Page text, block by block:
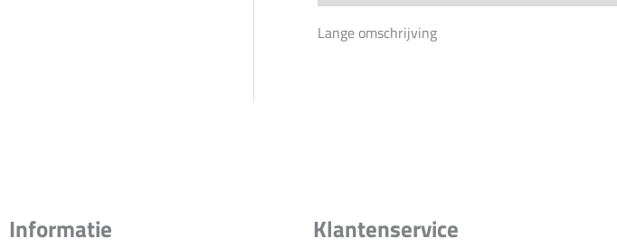
Lange omschrijving
Informatie Klantenservice